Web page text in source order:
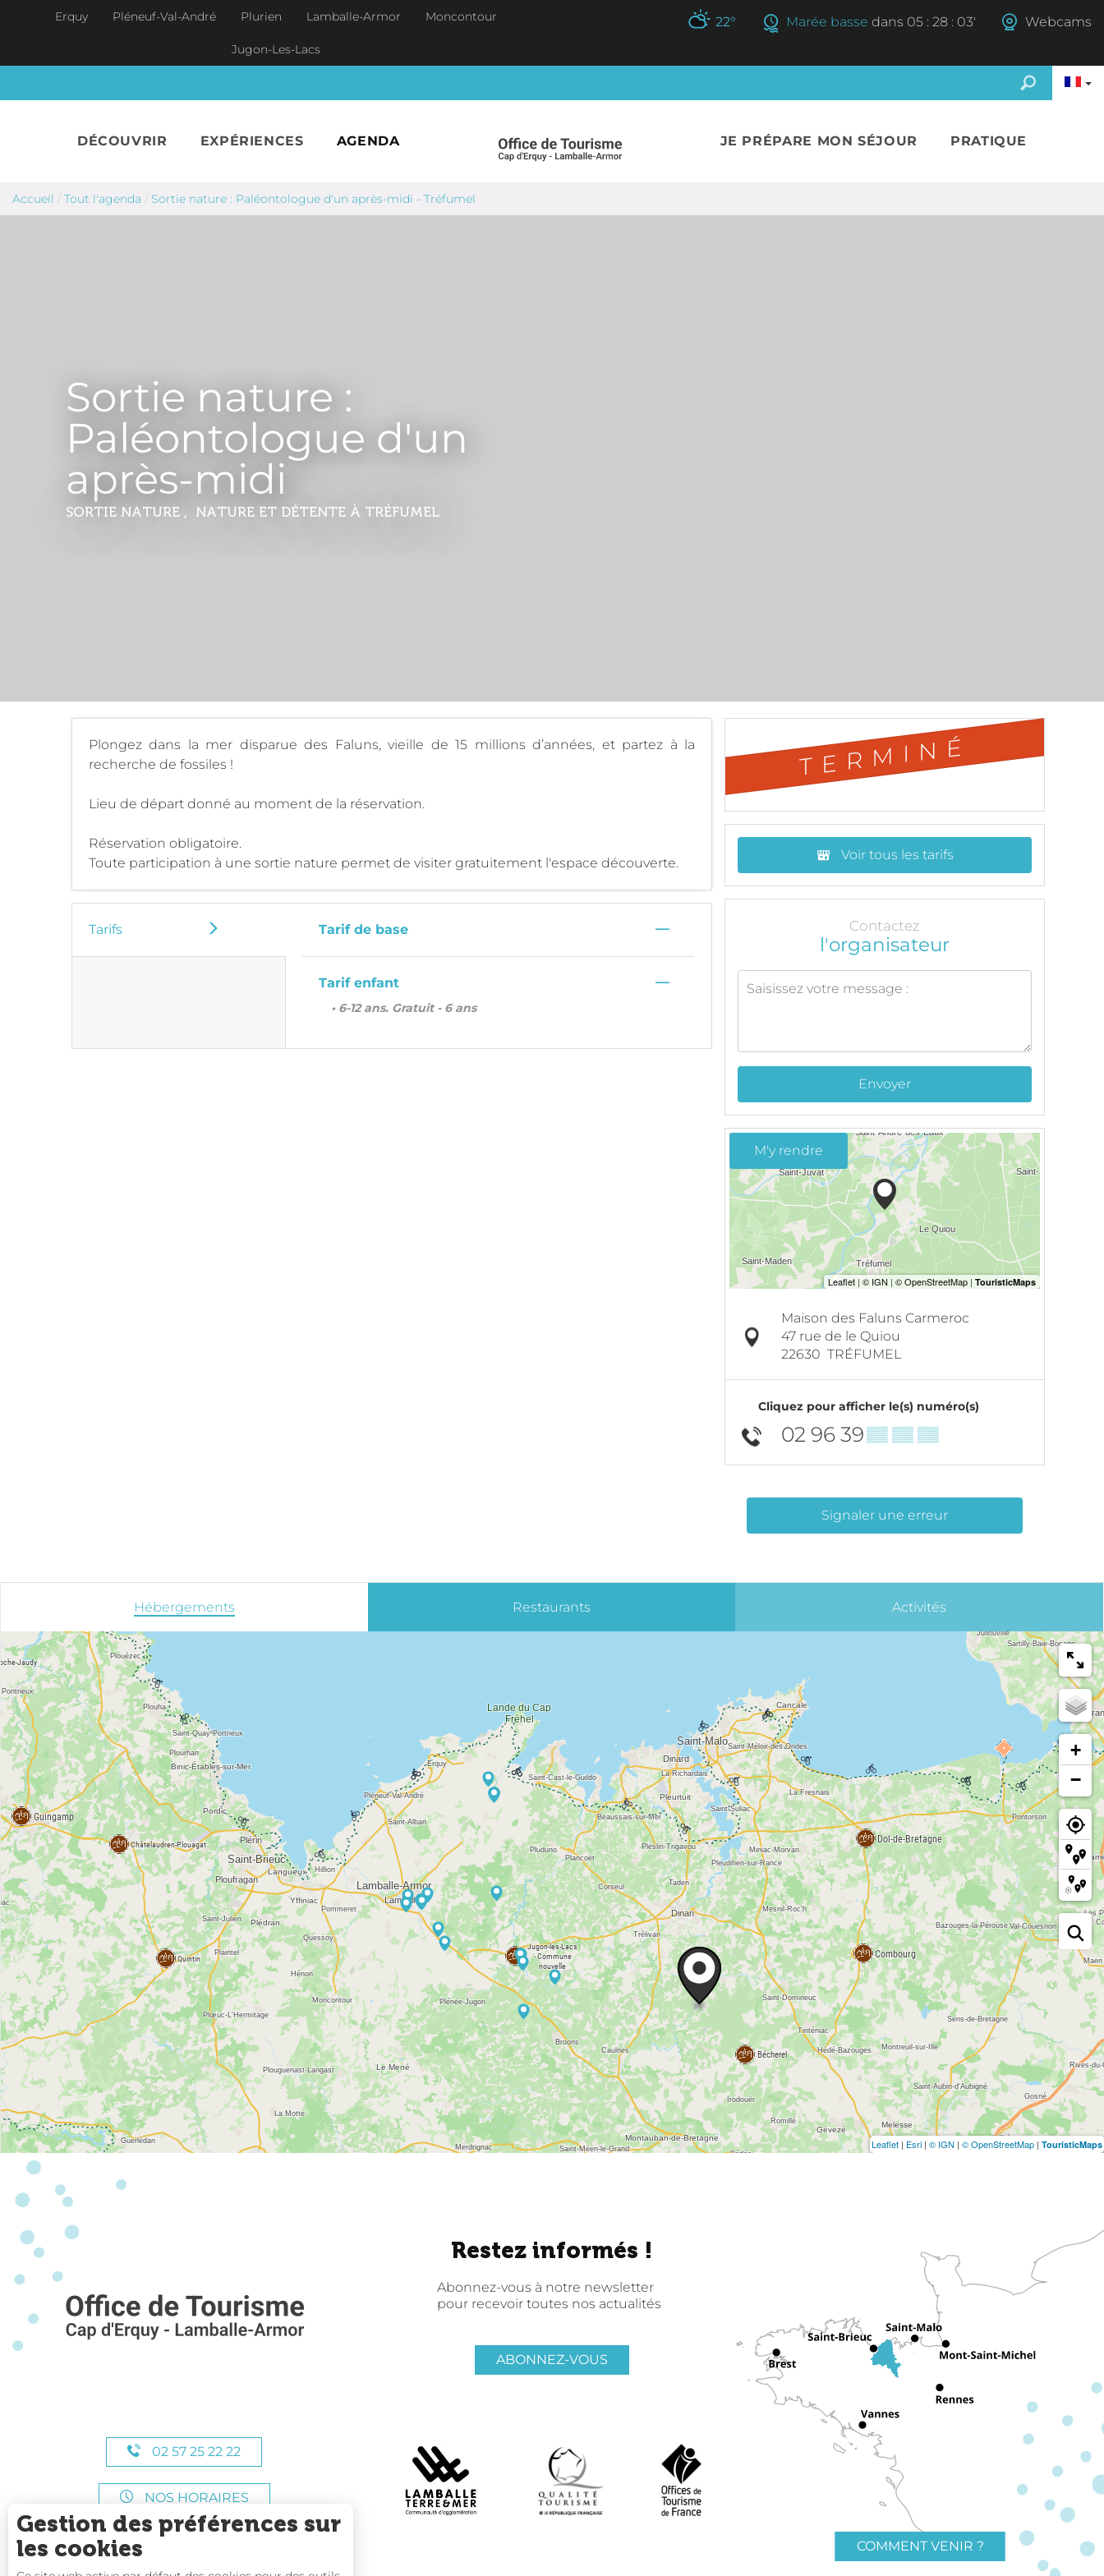
Aller au contenu principal
Erquy Pléneuf-Val-André Plurien Lamballe-Armor Moncontour
Jugon-Les-Lacs
22° Marée basse dans 05 : 28 : 02' Webcams
DÉCOUVRIR EXPÉRIENCES AGENDA JE PRÉPARE MON SÉJOUR PRATIQUE
Accueil / Tout l'agenda / Sortie nature : Paléontologue d'un après-midi - Tréfumel
Sortie nature :
Paléontologue d'un
après-midi
SORTIE NATURE , NATURE ET DÉTENTE À TRÉFUMEL
Plongez dans la mer disparue des Faluns, vieille de 15 millions d’années, et partez à la
recherche de fossiles !
Lieu de départ donné au moment de la réservation.
Réservation obligatoire.
Toute participation à une sortie nature permet de visiter gratuitement l'espace découverte.
Tarifs Tarif de base —
Tarif enfant —
• 6-12 ans. Gratuit - 6 ans
TERMINÉ
Voir tous les tarifs
Contactez
l'organisateur
Envoyer
M'y rendre
Maison des Faluns Carmeroc
47 rue de le Quiou
22630 TRÉFUMEL
Cliquez pour afficher le(s) numéro(s)
02 96 39▒▒ ▒▒ ▒▒
Signaler une erreur
Hébergements Restaurants Activités
+
−
Leaflet | Esri | © IGN | © OpenStreetMap | TouristicMaps
02 57 25 22 22
NOS HORAIRES
Restez informés !
Abonnez-vous à notre newsletter
pour recevoir toutes nos actualités
ABONNEZ-VOUS
COMMENT VENIR ?
Gestion des préférences sur
les cookies